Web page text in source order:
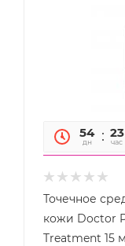
54
дн
23
час
Точечное
кожи Doctor
Treatment 15